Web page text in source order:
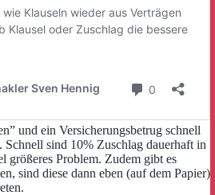
und ein Versicherungsbetrug schnell
Schnell sind 10% Zuschlag dauerhaft in
größeres Problem. Zudem gibt es
sind diese dann eben (auf dem Papier)